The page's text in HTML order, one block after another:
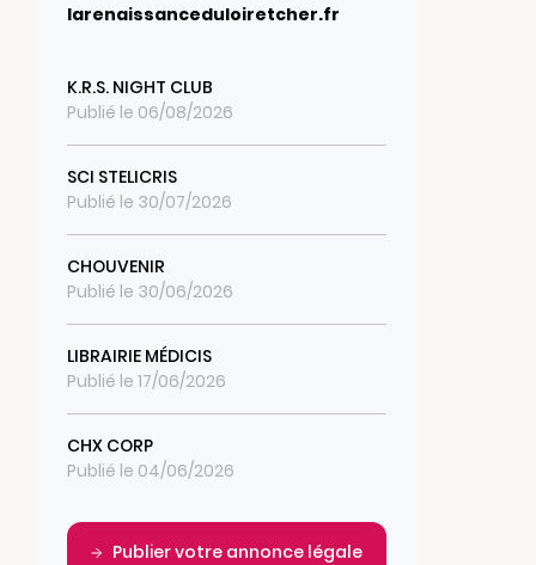
larenaissanceduloiretcher.fr
K.R.S. NIGHT CLUB
Publié le 06/08/2026
SCI STELICRIS
Publié le 30/07/2026
CHOUVENIR
Publié le 30/06/2026
LIBRAIRIE MÉDICIS
Publié le 17/06/2026
CHX CORP
Publié le 04/06/2026
Publier votre annonce légale